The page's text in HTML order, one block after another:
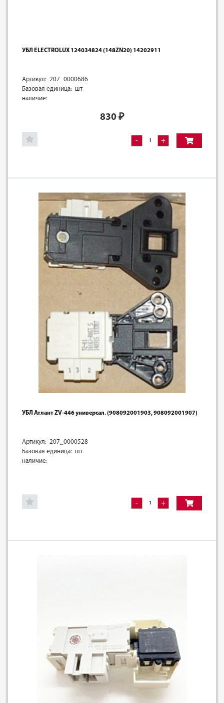
УБЛ ELECTROLUX 124034824 (148ZN20) 14202911
Артикул: 207_0000686
Базовая единица: шт
наличие:
830 ₽
- +
УБЛ Атлант ZV-446 универсал. (908092001903, 908092001907)
Артикул: 207_0000528
Базовая единица: шт
наличие:
- +